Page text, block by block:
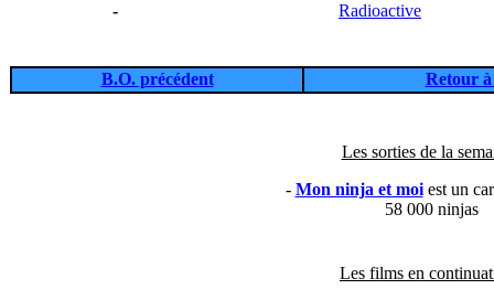
-
Radioactive
B.O. précédent Retour
Les sorties de la
- Mon ninja et moi est un
58 000 ninjas
Les films en